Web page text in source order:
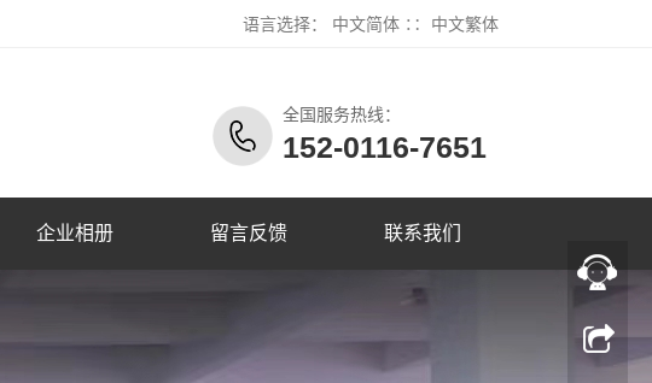
语言选择： 中文简体 ∷ 中文繁体
全国服务热线：
152-0116-7651
企业相册 留言反馈 联系我们